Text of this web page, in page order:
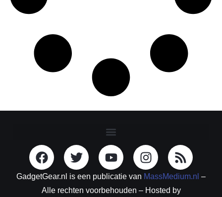
GadgetGear.nl is een publicatie van MassMedium.nl –
Alle rechten voorbehouden – Hosted by